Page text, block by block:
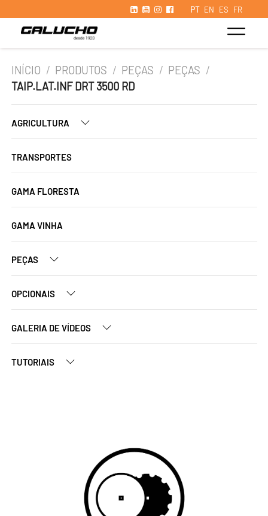
PT EN ES FR
INÍCIO / PRODUTOS / PEÇAS / PEÇAS /
TAIP.LAT.INF DRT 3500 RD
AGRICULTURA
TRANSPORTES
GAMA FLORESTA
GAMA VINHA
PEÇAS
OPCIONAIS
GALERIA DE VÍDEOS
TUTORIAIS